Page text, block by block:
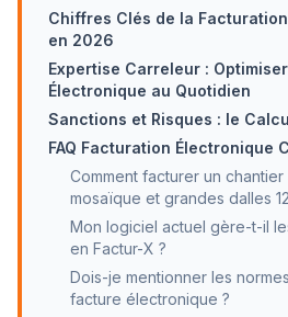
Chiffres Clés de la
en 2026
Expertise Carreleur :
Électronique au Quotidien
Sanctions et Risques : le
FAQ Facturation Électronique
Comment facturer un
mosaïque et grandes dalles
Mon logiciel actuel gère-t-il
en Factur-X ?
Dois-je mentionner les
facture électronique ?